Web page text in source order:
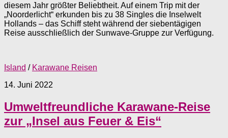
diesem Jahr größter Beliebtheit. Auf einem Trip mit der
„Noorderlicht“ erkunden bis zu 38 Singles die Inselwelt
Hollands – das Schiff steht während der siebentägigen
Reise ausschließlich der Sunwave-Gruppe zur Verfügung.
Island / Karawane Reisen
14. Juni 2022
Umweltfreundliche Karawane-Reise
zur „Insel aus Feuer & Eis“